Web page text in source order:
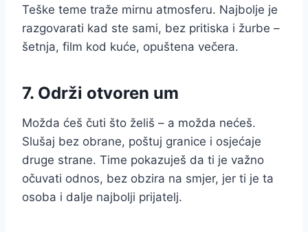
Teške teme traže mirnu atmosferu. Najbolje je
razgovarati kad ste sami, bez pritiska i žurbe –
šetnja, film kod kuće, opuštena večera.
7. Održi otvoren um
Možda ćeš čuti što želiš – a možda nećeš.
Slušaj bez obrane, poštuj granice i osjećaje
druge strane. Time pokazuješ da ti je važno
očuvati odnos, bez obzira na smjer, jer ti je ta
osoba i dalje najbolji prijatelj.